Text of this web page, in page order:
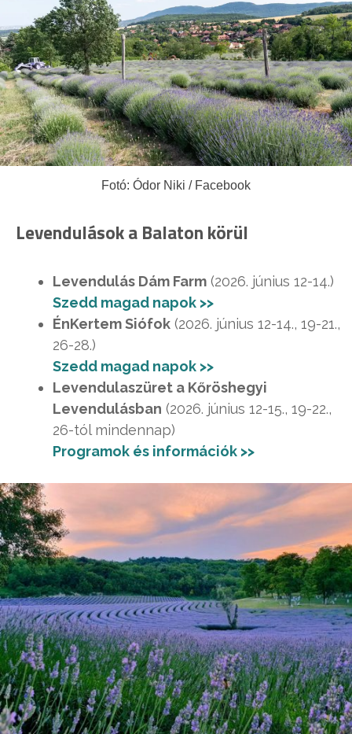
Fotó: Ódor Niki / Facebook
Levendulások a Balaton körül
Levendulás Dám Farm (2026. június 12-14.)
Szedd magad napok >>
ÉnKertem Siófok (2026. június 12-14., 19-21.,
26-28.)
Szedd magad napok >>
Levendulaszüret a Kőröshegyi
Levendulásban (2026. június 12-15., 19-22.,
26-tól mindennap)
Programok és információk >>